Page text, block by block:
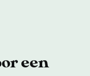
een